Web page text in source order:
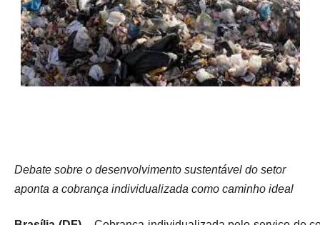
Debate sobre o desenvolvimento sustentável do setor
aponta a cobrança individualizada como caminho ideal